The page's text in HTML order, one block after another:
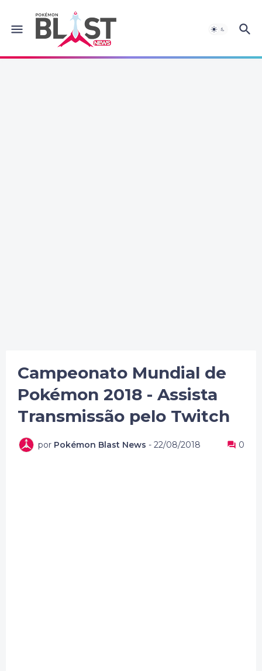
Campeonato Mundial de
Pokémon 2018 - Assista
Transmissão pelo Twitch
por Pokémon Blast News - 22/08/2018 0